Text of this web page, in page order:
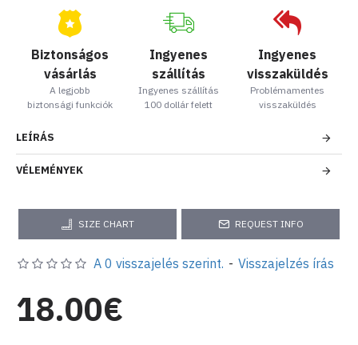
Biztonságos
vásárlás
A legjobb
biztonsági funkciók
Ingyenes
szállítás
Ingyenes szállítás
100 dollár felett
Ingyenes
visszaküldés
Problémamentes
visszaküldés
LEÍRÁS
VÉLEMÉNYEK
SIZE CHART REQUEST INFO
A 0 visszajelés szerint. - Visszajelzés írás
18.00€